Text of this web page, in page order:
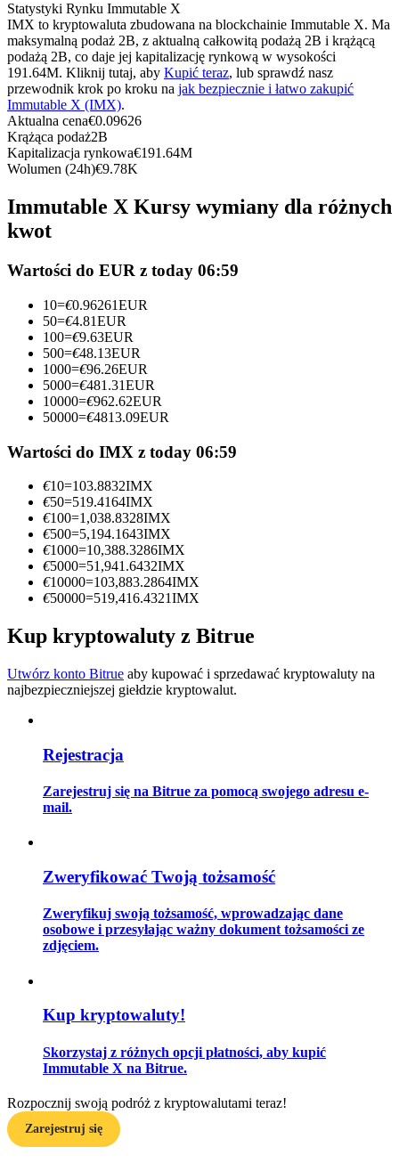
Kopiowanie Transakcji
Zostań traderem kopiującym
Ciesz się podziałem zysków i prowizjami z kopiowania
transakcji
Informacja
Analiza Big Data, w tym informacje handlowe itp.
Przewodnik
Strategie handlowe
Dowiedz się, jak zachować rentowność
Statystyki Rynku Immutable X
IMX to kryptowaluta zbudowana na blockchainie Immutable X. Ma
maksymalną podaż 2B, z aktualną całkowitą podażą 2B i krążącą
podażą 2B, co daje jej kapitalizację rynkową w wysokości
191.64M. Kliknij tutaj, aby Kupić teraz, lub sprawdź nasz
przewodnik krok po kroku na jak bezpiecznie i łatwo zakupić
Immutable X (IMX).
Aktualna cena€0.09626
Krążąca podaż2B
Kapitalizacja rynkowa€191.64M
Wolumen (24h)€9.78K
Immutable X Kursy wymiany dla różnych
kwot
Wartości do EUR z today 06:59
10=€0.96261EUR
50=€4.81EUR
100=€9.63EUR
500=€48.13EUR
1000=€96.26EUR
5000=€481.31EUR
10000=€962.62EUR
50000=€4813.09EUR
Wartości do IMX z today 06:59
€10=103.8832IMX
€50=519.4164IMX
€100=1,038.8328IMX
€500=5,194.1643IMX
€1000=10,388.3286IMX
€5000=51,941.6432IMX
€10000=103,883.2864IMX
€50000=519,416.4321IMX
Kup kryptowaluty z Bitrue
Utwórz konto Bitrue aby kupować i sprzedawać kryptowaluty na
najbezpieczniejszej giełdzie kryptowalut.
Rejestracja
Zarejestruj się na Bitrue za pomocą swojego adresu e-
mail.
Zweryfikować Twoją tożsamość
Zweryfikuj swoją tożsamość, wprowadzając dane
osobowe i przesyłając ważny dokument tożsamości ze
zdjęciem.
Kup kryptowaluty!
Skorzystaj z różnych opcji płatności, aby kupić
Immutable X na Bitrue.
Rozpocznij swoją podróż z kryptowalutami teraz!
Zarejestruj się